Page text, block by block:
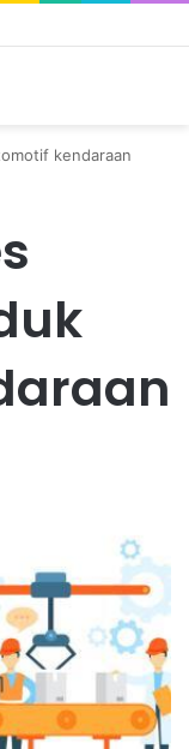
kendaraan